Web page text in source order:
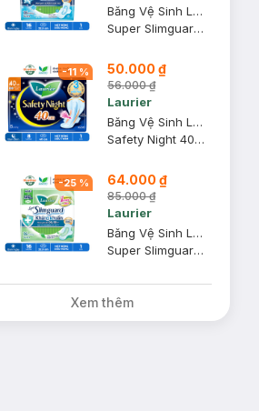
Băng Vệ Sinh Laurier Siêu Mỏng Mát Lạnh 22.5cm 16M
Super Slimguard Cool 22.5cm
-11 % 50.000 ₫
56.000 ₫
Laurier
Băng Vệ Sinh Laurier Safety Night Ban Đêm 40cm 8 Miếng
Safety Night 40cm
-25 % 64.000 ₫
85.000 ₫
Laurier
Băng Vệ Sinh Laurier Siêu Mỏng Cánh Kháng Khuẩn 22.5cm 16M
Super Slimguard 22.5cm
Xem thêm